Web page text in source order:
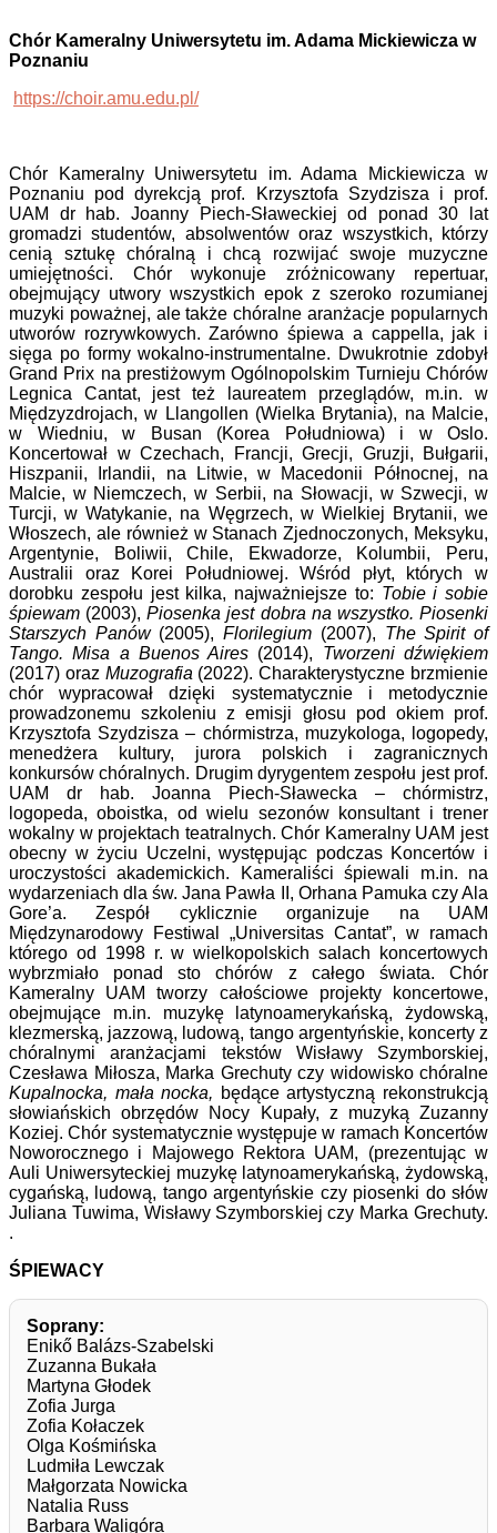
Chór Kameralny Uniwersytetu im. Adama Mickiewicza w
Poznaniu
https://choir.amu.edu.pl/
Chór Kameralny Uniwersytetu im. Adama Mickiewicza w
Poznaniu pod dyrekcją prof. Krzysztofa Szydzisza i prof.
UAM dr hab. Joanny Piech-Sławeckiej od ponad 30 lat
gromadzi studentów, absolwentów oraz wszystkich, którzy
cenią sztukę chóralną i chcą rozwijać swoje muzyczne
umiejętności. Chór wykonuje zróżnicowany repertuar,
obejmujący utwory wszystkich epok z szeroko rozumianej
muzyki poważnej, ale także chóralne aranżacje popularnych
utworów rozrywkowych. Zarówno śpiewa a cappella, jak i
sięga po formy wokalno-instrumentalne. Dwukrotnie zdobył
Grand Prix na prestiżowym Ogólnopolskim Turnieju Chórów
Legnica Cantat, jest też laureatem przeglądów, m.in. w
Międzyzdrojach, w Llangollen (Wielka Brytania), na Malcie,
w Wiedniu, w Busan (Korea Południowa) i w Oslo.
Koncertował w Czechach, Francji, Grecji, Gruzji, Bułgarii,
Hiszpanii, Irlandii, na Litwie, w Macedonii Północnej, na
Malcie, w Niemczech, w Serbii, na Słowacji, w Szwecji, w
Turcji, w Watykanie, na Węgrzech, w Wielkiej Brytanii, we
Włoszech, ale również w Stanach Zjednoczonych, Meksyku,
Argentynie, Boliwii, Chile, Ekwadorze, Kolumbii, Peru,
Australii oraz Korei Południowej. Wśród płyt, których w
dorobku zespołu jest kilka, najważniejsze to: Tobie i sobie
śpiewam (2003),Piosenka jest dobra na wszystko. Piosenki
Starszych Panów(2005),Florilegium (2007), The Spirit of
Tango. Misa a Buenos Aires (2014), Tworzeni dźwiękiem
(2017) oraz Muzografia (2022). Charakterystyczne brzmienie
chór wypracował dzięki systematycznie i metodycznie
prowadzonemu szkoleniu z emisji głosu pod okiem prof.
Krzysztofa Szydzisza – chórmistrza, muzykologa, logopedy,
menedżera kultury, jurora polskich i zagranicznych
konkursów chóralnych. Drugim dyrygentem zespołu jest prof.
UAM dr hab. Joanna Piech-Sławecka – chórmistrz,
logopeda, oboistka, od wielu sezonów konsultant i trener
wokalny w projektach teatralnych. Chór Kameralny UAM jest
obecny w życiu Uczelni, występując podczas Koncertów i
uroczystości akademickich. Kameraliści śpiewali m.in. na
wydarzeniach dla św. Jana Pawła II, Orhana Pamuka czy Ala
Gore’a. Zespół cyklicznie organizuje na UAM
Międzynarodowy Festiwal „Universitas Cantat”, w ramach
którego od 1998 r. w wielkopolskich salach koncertowych
wybrzmiało ponad sto chórów z całego świata. Chór
Kameralny UAM tworzy całościowe projekty koncertowe,
obejmujące m.in. muzykę latynoamerykańską, żydowską,
klezmerską, jazzową, ludową, tango argentyńskie, koncerty z
chóralnymi aranżacjami tekstów Wisławy Szymborskiej,
Czesława Miłosza, Marka Grechuty czy widowisko chóralne
Kupalnocka, mała nocka, będące artystyczną rekonstrukcją
słowiańskich obrzędów Nocy Kupały, z muzyką Zuzanny
Koziej. Chór systematycznie występuje w ramach Koncertów
Noworocznego i Majowego Rektora UAM, (prezentując w
Auli Uniwersyteckiej muzykę latynoamerykańską, żydowską,
cygańską, ludową, tango argentyńskie czy piosenki do słów
Juliana Tuwima, Wisławy Szymborskiej czy Marka Grechuty.
.
ŚPIEWACY
Soprany:
Enikő Balázs-Szabelski
Zuzanna Bukała
Martyna Głodek
Zofia Jurga
Zofia Kołaczek
Olga Kośmińska
Ludmiła Lewczak
Małgorzata Nowicka
Natalia Russ
Barbara Waligóra